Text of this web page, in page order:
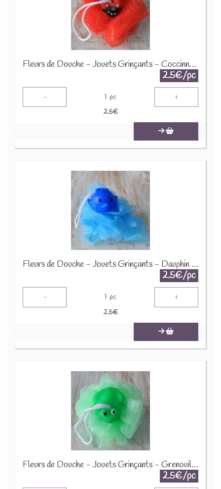
Fleurs de Douche - Jouets Grinçants - Coccinnelle - Rouge - SCRDT-06
2.5€/pc
- 1 pc +
2.5€
Fleurs de Douche - Jouets Grinçants - Dauphin - Bleu - SCRDT-06
2.5€/pc
- 1 pc +
2.5€
Fleurs de Douche - Jouets Grinçants - Grenouille - Vert - SCRDT-06
2.5€/pc